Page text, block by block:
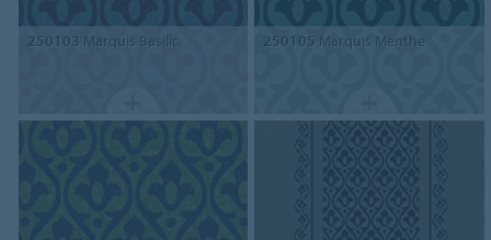
250103 Marquis Basilic 250105 Marquis Menthe